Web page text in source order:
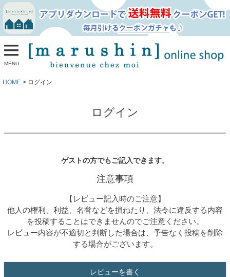
MENU
HOME ログイン
ログイン
ゲストの方でもご記入できます。
注意事項
【レビュー記入時のご注意】
他人の権利、利益、名誉などを損ねたり、法令に違反する内容
を投稿することはできませんのでご注意ください。
レビュー内容が不適切と判断した場合は、予告なく投稿を削除
する場合がございます。
レビューを書く